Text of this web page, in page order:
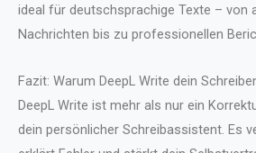
ideal für deutschsprachige Texte – von
Nachrichten bis zu professionellen
Fazit: Warum DeepL Write dein
DeepL Write ist mehr als nur ein
dein persönlicher Schreibassistent. Es